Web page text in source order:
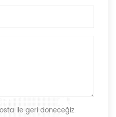
ile geri döneceğiz.